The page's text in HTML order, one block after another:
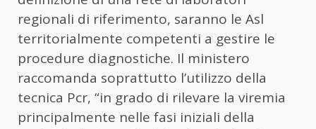
regionali di riferimento, saranno le Asl
territorialmente competenti a gestire le
procedure diagnostiche. Il ministero
raccomanda soprattutto l’utilizzo della
tecnica Pcr, “in grado di rilevare la viremia
principalmente nelle fasi iniziali della